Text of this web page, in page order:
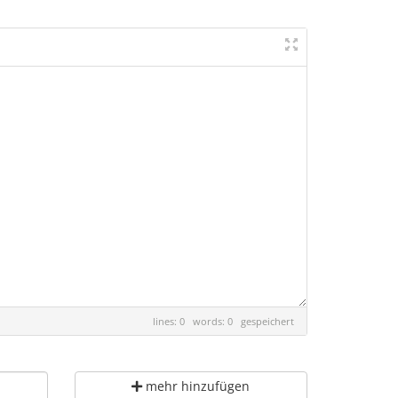
lines: 0 words: 0 gespeichert
mehr hinzufügen